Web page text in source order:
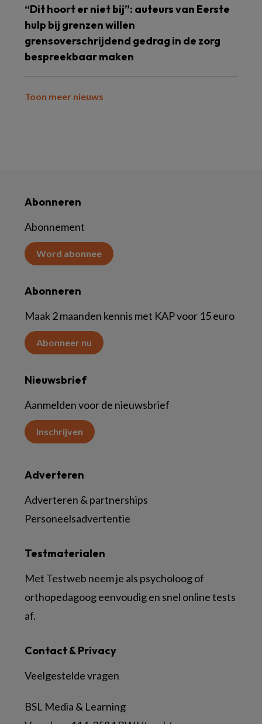
“Dit hoort er niet bij”: auteurs van Eerste
hulp bij grenzen willen
grensoverschrijdend gedrag in de zorg
bespreekbaar maken
Toon meer nieuws
Abonneren
Abonnement
Word abonnee
Abonneren
Maak 2 maanden kennis met KAP voor 15 euro
Abonneer nu
Nieuwsbrief
Aanmelden voor de nieuwsbrief
Inschrijven
Contact & Privacy
Veelgestelde vragen
BSL Media & Learning
Testmaterialen
Met Testweb neem je als psycholoog of
orthopedagoog eenvoudig en snel online tests
af.
Adverteren
Adverteren & partnerships
Personeelsadvertentie